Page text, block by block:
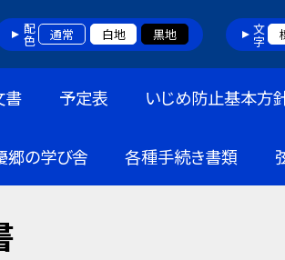
配色 通常 白地 黒地 文字
書 予定表 いじめ防止基本方
郷の学び舎 各種手続き書類